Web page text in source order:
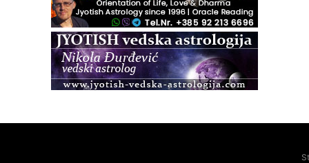
Zagreb+Online
Osnovni ThetaHealing® tečaj, Zagreb i Online
Access BARS®, otpusti stres